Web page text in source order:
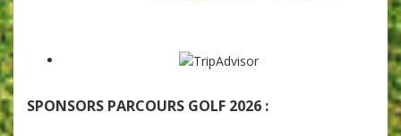
SPONSORS PARCOURS GOLF 2026 :